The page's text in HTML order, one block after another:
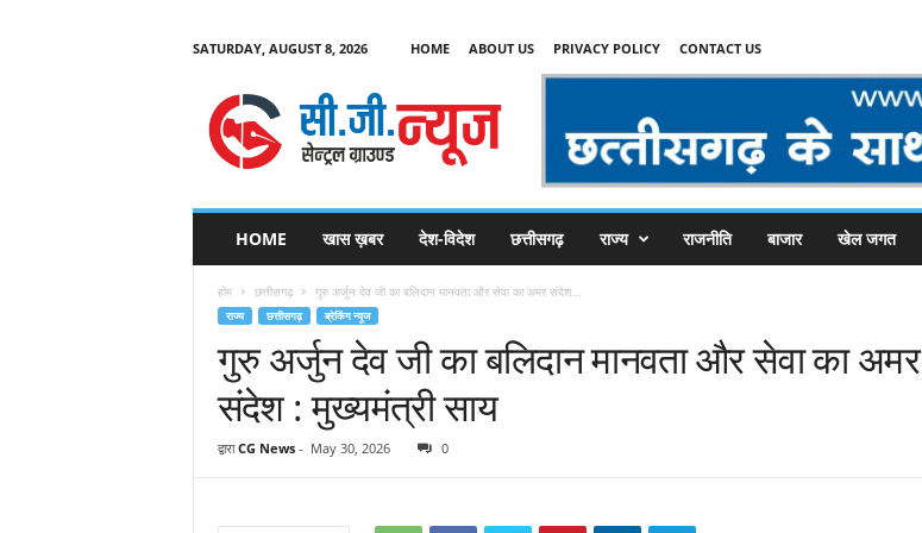
SATURDAY, AUGUST 8, 2026 HOME ABOUT US PRIVACY POLICY CONTACT US
C
HOME खास ख़बर देश-विदेश छत्तीसगढ़ राज्य राजनीति बाजार खेल जगत
होम छत्तीसगढ़ गुरु अर्जुन देव जी का बलिदान मानवता और सेवा का अमर संदेश...
राज्य छत्तीसगढ़ ब्रेकिंग न्यूज
गुरु अर्जुन देव जी का बलिदान मानवता और सेवा का अमर
संदेश : मुख्यमंत्री साय
द्वारा CG News- May 30, 2026 0